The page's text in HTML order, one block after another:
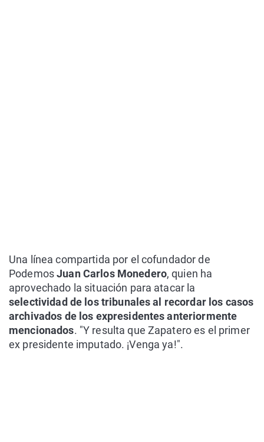
Una línea compartida por el cofundador de
PodemosJuan Carlos Monedero, quien ha
aprovechado la situación para atacar la
selectividad de los tribunales al recordar los casos
archivados de los expresidentes anteriormente
mencionados. "Y resulta que Zapatero es el primer
ex presidente imputado. ¡Venga ya!".